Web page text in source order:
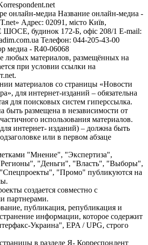
онлайн-медиа Название онлайн-медиа -
Адрес: 02091, місто Київ,
будинок 172-Б, офіс 208/1 E-mail:
Телефон: 044-205-43-00
медиа - R40-06068
любых материалов, размещённых на
при условии ссылки на
материалов со страницы «Новости
для интернет-изданий – обязательна
для поисковых систем гиперссылка.
быть размещена в независимости от
использования материалов.
интернет- изданий) – должна быть
или в первом абзаце
"Мнение", "Экспертиза",
"Деньги", "Власть", "Выборы",
"Промо" публикуются на
создается совместно с
партнерами.
публикация, републикация и
информации, которое содержит
Украина", EPA / UPG, строго
в разделе Я- Корреспондент